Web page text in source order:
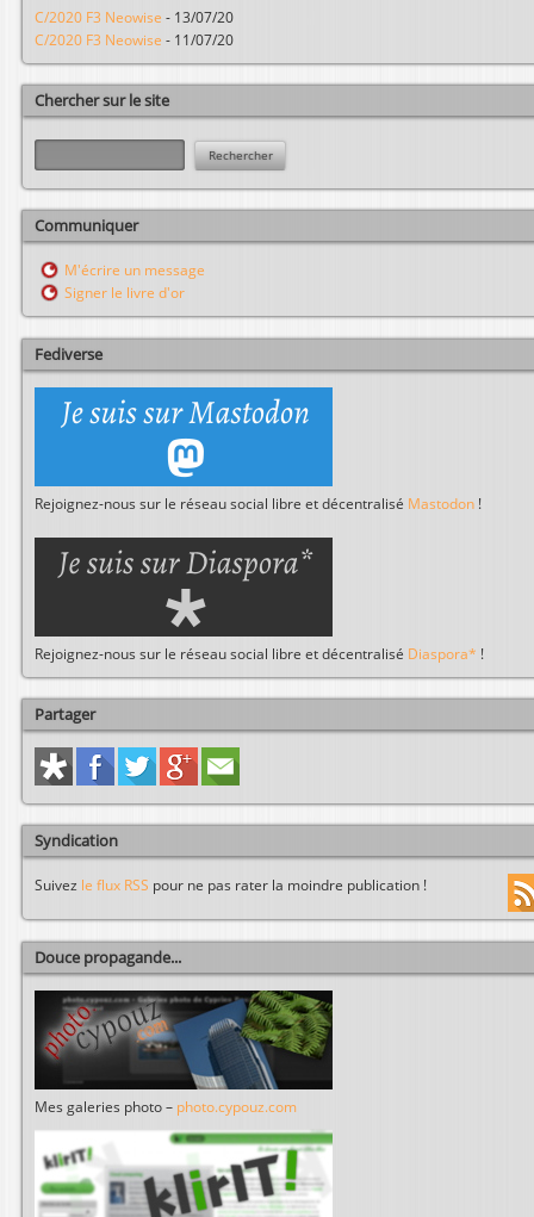
C/2020 F3 Neowise - 13/07/20
C/2020 F3 Neowise - 11/07/20
Chercher sur le site
R
e
c
h
e
h
r
Communiquer
M'écrire un message
Signer le livre d'or
Fediverse
Rejoignez-nous sur le réseau social libre et décentralisé Mastodon !
Rejoignez-nous sur le réseau social libre et décentralisé Diaspora* !
Partager
Syndication
Suivez le flux RSS pour ne pas rater la moindre publication !
Douce propagande...
Mes galeries photo – photo.cypouz.com